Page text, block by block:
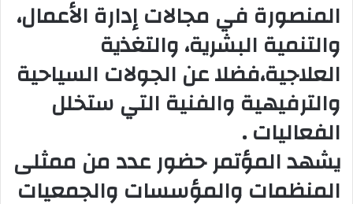
المنصورة في مجالات إدارة الأعمال،
والتنمية البشرية، والتغذية
العلاجية،فضلا عن الجولات السياحية
والترفيهية والفنية التي ستخلل
الفعاليات .
يشهد المؤتمر حضور عدد من ممثلى
المنظمات والمؤسسات والجمعيات